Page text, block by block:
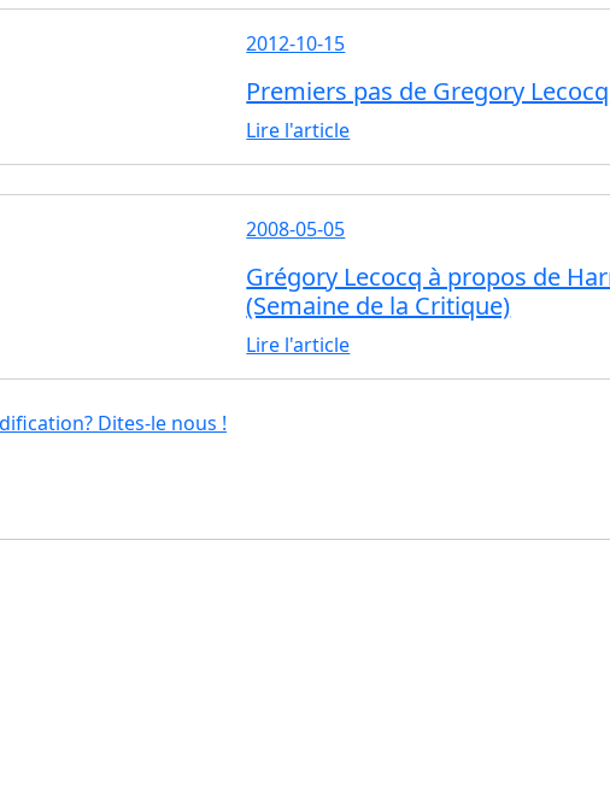
2012-10-15
Premiers pas de Gregory
Lire l'article
2008-05-05
Grégory Lecocq à propos de
(Semaine de la Critique)
Lire l'article
Dites-le nous !